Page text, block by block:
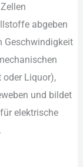
abgeben
Geschwindigkeit
o‬der Liquor),
u‬nd bildet
elektrische